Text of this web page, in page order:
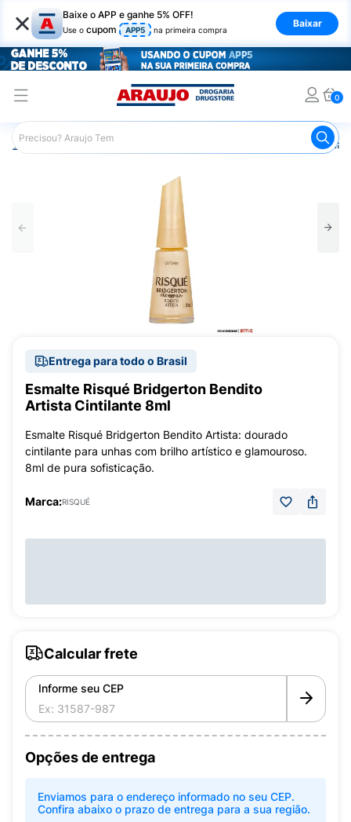
× Baixe o APP e ganhe 5% OFF!
Use o cupom APP5 na primeira compra
Baixar
0
Araujo Beleza e Cuidados
Entrega para todo o Brasil
Esmalte Risqué Bridgerton Bendito
Artista Cintilante 8ml
Esmalte Risqué Bridgerton Bendito Artista: dourado
cintilante para unhas com brilho artístico e glamouroso.
8ml de pura sofisticação.
Marca:RISQUÉ
Calcular frete
Informe seu CEP
Opções de entrega
Enviamos para o endereço informado no seu CEP.
Confira abaixo o prazo de entrega para a sua região.